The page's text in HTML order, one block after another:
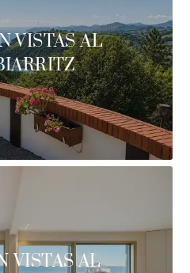
VISTAS AL
VISTAS AL